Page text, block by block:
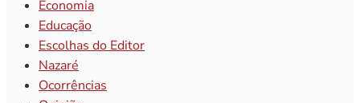
Economia
Educação
Escolhas do Editor
Nazaré
Ocorrências